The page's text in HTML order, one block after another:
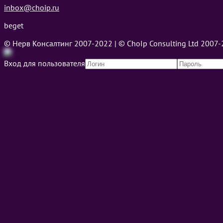
inbox@choip.ru
beget
© Нерв Консалтинг 2007-2022 | © ChoIp Consulting Ltd 2007-
Вход для пользователя